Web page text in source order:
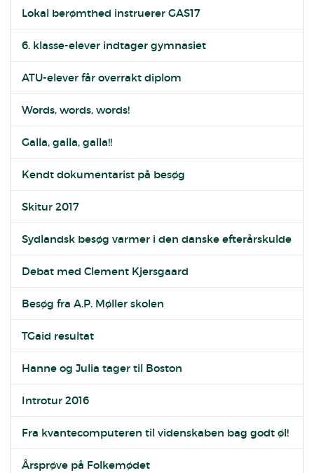
Lokal berømthed instruerer GAS17
6. klasse-elever indtager gymnasiet
ATU-elever får overrakt diplom
Words, words, words!
Galla, galla, galla!!
Kendt dokumentarist på besøg
Skitur 2017
Sydlandsk besøg varmer i den danske efterårskulde
Debat med Clement Kjersgaard
Besøg fra A.P. Møller skolen
TGaid resultat
Hanne og Julia tager til Boston
Introtur 2016
Fra kvantecomputeren til videnskaben bag godt øl!
Årsprøve på Folkemødet